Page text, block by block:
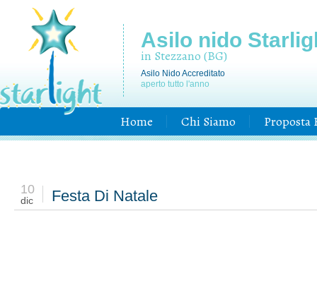
Asilo nido
in Stezzano (BG)
Asilo Nido Accreditato
aperto tutto l'anno
Home Chi Siamo Proposta
10
dic Festa Di Natale